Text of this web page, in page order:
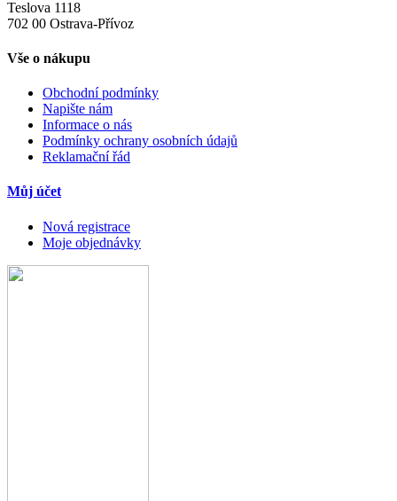
Teslova 1118
702 00 Ostrava-Přívoz
Vše o nákupu
Obchodní podmínky
Napište nám
Informace o nás
Podmínky ochrany osobních údajů
Reklamační řád
Můj účet
Nová registrace
Moje objednávky